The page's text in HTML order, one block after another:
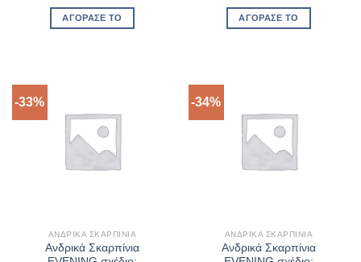
was:
€129,00.
ΑΓΌΡΑΣΈ ΤΟ
was:
€119,00.
ΑΓΌΡΑΣΈ ΤΟ
-33%
ΑΝΔΡΙΚΆ ΣΚΑΡΠΊΝΙΑ
Ανδρικά Σκαρπίνια
-34%
ΑΝΔΡΙΚΆ ΣΚΑΡΠΊΝΙΑ
Ανδρικά Σκαρπίνια